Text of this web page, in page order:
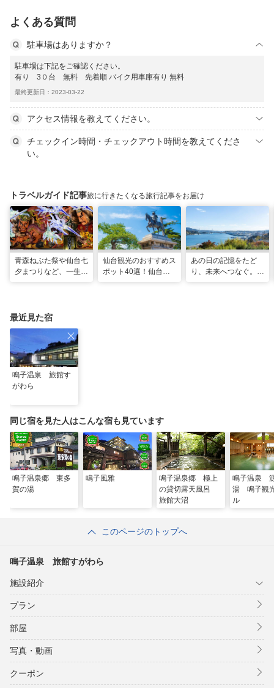
よくある質問
駐車場はありますか？
駐車場は下記をご確認ください。
有り 3０台 無料 先着順 バイク用車庫有り 無料
最終更新日：2023-03-22
アクセス情報を教えてください。
チェックイン時間・チェックアウト時間を教えてくださ
い。
トラベルガイド記事旅に行きたくなる旅行記事をお届け
青森ねぶた祭や仙台七
夕まつりなど、一生に
仙台観光のおすすめス
ポット40選！仙台旅
あの日の記憶をたど
り、未来へつなぐ。宮
最近見た宿
鳴子温泉 旅館す
がわら
同じ宿を見た人はこんな宿も見ています
鳴子温泉郷 東多
賀の湯
鳴子風雅
鳴子温泉郷 極上
の貸切露天風呂
旅館大沼
鳴子温泉
湯 鳴子観
ル
このページのトップへ
鳴子温泉 旅館すがわら
施設紹介
プラン
部屋
写真・動画
クーポン